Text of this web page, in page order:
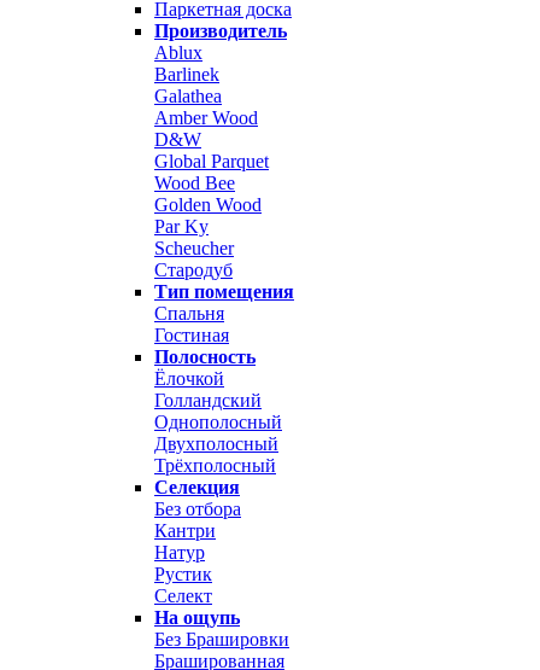
Паркетная доска
Производитель
Ablux
Barlinek
Galathea
Amber Wood
D&W
Global Parquet
Wood Bee
Golden Wood
Par Ky
Scheucher
Стародуб
Тип помещения
Спальня
Гостиная
Полосность
Ёлочкой
Голландский
Однополосный
Двухполосный
Трёхполосный
Селекция
Без отбора
Кантри
Натур
Рустик
Селект
На ощупь
Без Брашировки
Брашированная